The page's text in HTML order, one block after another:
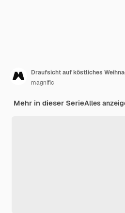
Draufsicht auf köstliches
magnific
Mehr in dieser SerieAlles